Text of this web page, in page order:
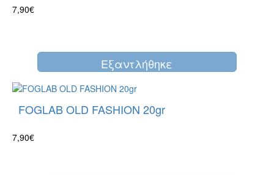
7,90€
Eξαντλήθηκε
FOGLAB OLD FASHION 20gr
7,90€